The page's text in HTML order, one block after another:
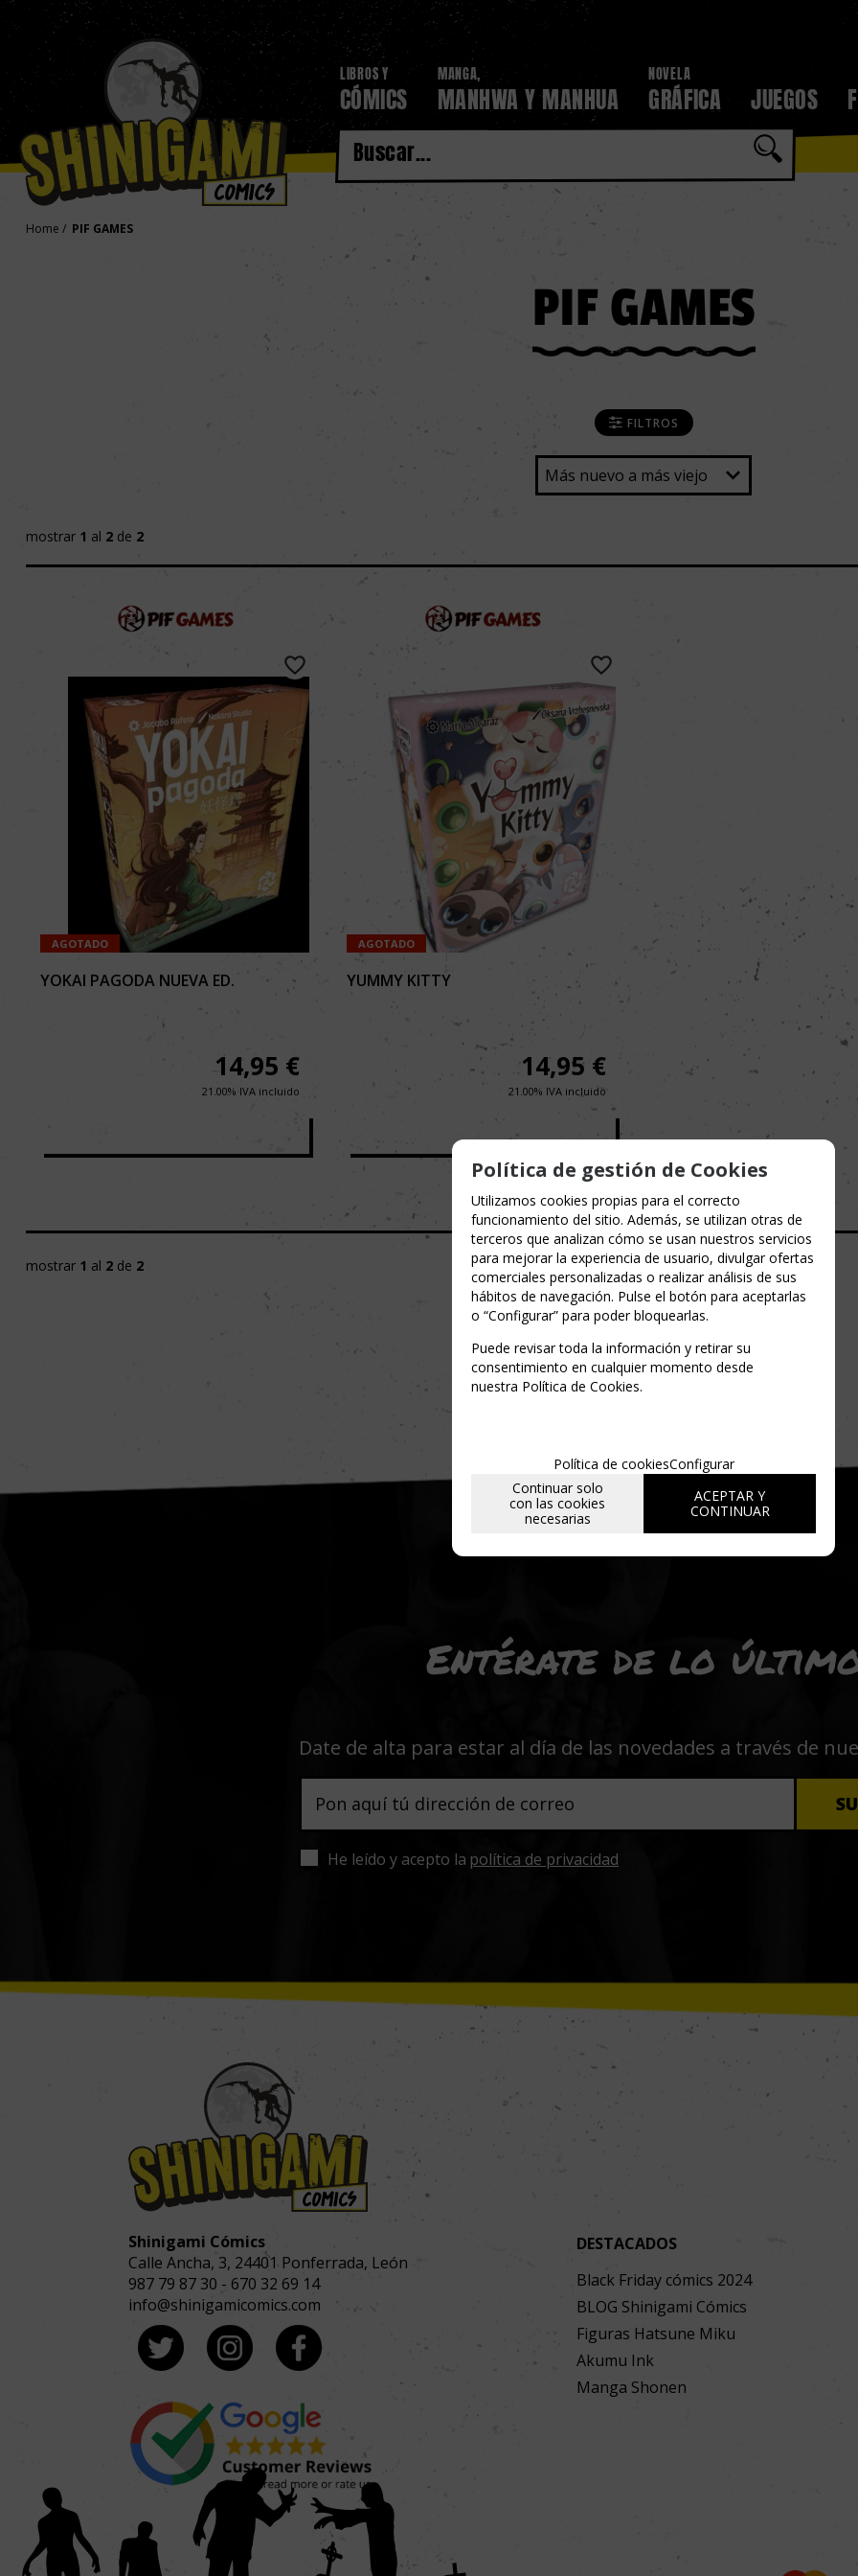
LIBROS Y
CÓMICS
MANGA,
MANHWA Y MANHUA
NOVELA
GRÁFICA JUEGOS
Home PIF GAMES
PIF GAMES
FILTROS
mostrar 1 al 2de 2
AGOTADO
YOKAI PAGODA NUEVA ED.
14,95 €
21.00% IVA incluido
AGOTADO
YUMMY KITTY
14,95 €
21.00% IVA incluido
mostrar 1 al 2de 2
Entérate de lo
Date de alta para estar al día de las novedades a través de
He leído y acepto la política de privacidad
Shinigami Cómics
Calle Ancha, 3, 24401 Ponferrada, León
987 79 87 30 - 670 32 69 14
info@shinigamicomics.com
DESTACADOS
Black Friday cómics 2024
BLOG Shinigami Cómics
Figuras Hatsune Miku
Akumu Ink
Manga Shonen
Política de gestión de Cookies
Utilizamos cookies propias para el correcto
funcionamiento del sitio. Además, se utilizan otras de
terceros que analizan cómo se usan nuestros servicios
para mejorar la experiencia de usuario, divulgar ofertas
comerciales personalizadas o realizar análisis de sus
hábitos de navegación. Pulse el botón para aceptarlas
o “Configurar” para poder bloquearlas.
Puede revisar toda la información y retirar su
consentimiento en cualquier momento desde
nuestra Política de Cookies.
Política de cookiesConfigurar
Continuar solo
con las cookies
necesarias
ACEPTAR Y
CONTINUAR